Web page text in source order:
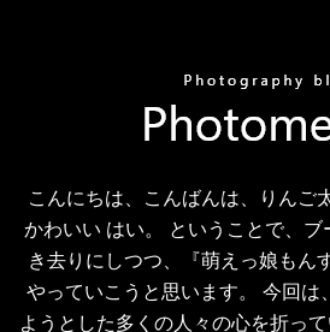
こんにちは、こんばんは、りんご
かわいい はい。 ということで、
き去りにしつつ、『萌えっ娘もん
やっていこうと思います。 今回は
ようとした多くの人々の心を折っ